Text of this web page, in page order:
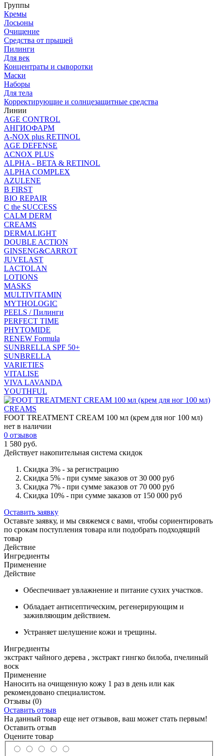
Группы
Кремы
Лосьоны
Очищение
Средства от прыщей
Пилинги
Для век
Концентраты и сыворотки
Маски
Наборы
Для тела
Корректирующие и солнцезащитные средства
Линии
AGE CONTROL
АНГИОФАРМ
A-NOX plus RETINOL
AGE DEFENSE
ACNOX PLUS
ALPHA - BETA & RETINOL
ALPHA COMPLEX
AZULENE
B FIRST
BIO REPAIR
C the SUCCESS
CALM DERM
CREAMS
DERMALIGHT
DOUBLE ACTION
GINSENG&CARROT
JUVELAST
LACTOLAN
LOTIONS
MASKS
MULTIVITAMIN
MYTHOLOGIC
PEELS / Пилинги
PERFECT TIME
PHYTOMIDE
RENEW Formula
SUNBRELLA SPF 50+
SUNBRELLA
VARIETIES
VITALISE
VIVA LAVANDA
YOUTHFUL
CREAMS
FOOT TREATMENT CREAM 100 мл (крем для ног 100 мл)
нет в наличии
0 отзывов
1 580 руб.
Действует накопительная система скидок
Скидка 3% - за регистрацию
Скидка 5% - при сумме заказов от 30 000 руб
Скидка 7% - при сумме заказов от 70 000 руб
Скидка 10% - при сумме заказов от 150 000 руб
Оставить заявку
Оставьте заявку, и мы свяжемся с вами, чтобы сориентировать
по срокам поступления товара или подобрать подходящий
товар
Действие
Ингредиенты
Применение
Действие
Обеспечивает увлажнение и питание сухих участков.
Обладает антисептическим, регенерирующим и
заживляющим действием.
Устраняет шелушение кожи и трещины.
Ингредиенты
экстракт чайного дерева , экстракт гингко билоба, пчелиный
воск
Применение
Наносить на очищенную кожу 1 раз в день или как
рекомендовано специалистом.
Отзывы (0)
Оставить отзыв
На данный товар еще нет отзывов, ваш может стать первым!
Оставить отзыв
Оцените товар